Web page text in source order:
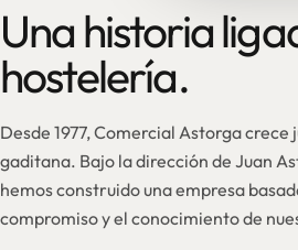
Una historia
hostelería.
Desde 1977, Comercial Astorga
gaditana. Bajo la dirección de Juan
hemos construido una empresa
compromiso y el conocimiento de